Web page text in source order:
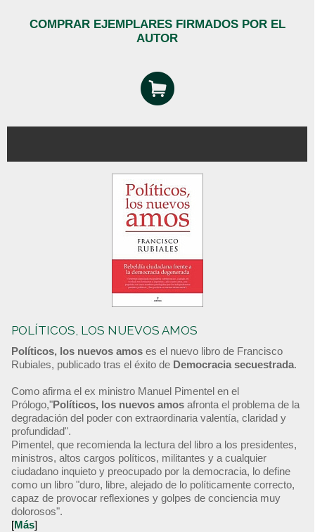
COMPRAR EJEMPLARES FIRMADOS POR EL
AUTOR
POLÍTICOS, LOS NUEVOS AMOS
Políticos, los nuevos amos es el nuevo libro de Francisco
Rubiales, publicado tras el éxito de Democracia secuestrada.
Como afirma el ex ministro Manuel Pimentel en el
Prólogo,"Políticos, los nuevos amos afronta el problema de la
degradación del poder con extraordinaria valentía, claridad y
profundidad".
Pimentel, que recomienda la lectura del libro a los presidentes,
ministros, altos cargos políticos, militantes y a cualquier
ciudadano inquieto y preocupado por la democracia, lo define
como un libro "duro, libre, alejado de lo políticamente correcto,
capaz de provocar reflexiones y golpes de conciencia muy
dolorosos".
[Más]